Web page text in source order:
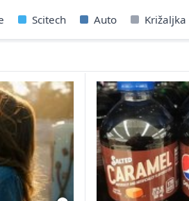
Scitech Auto Križaljka